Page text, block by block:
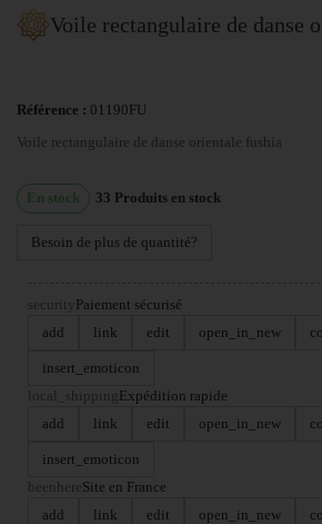
Voile rectangulaire de danse
Référence : 01190FU
Voile rectangulaire de danse orientale fushia
En stock 33 Produits en stock
Besoin de plus de quantité?
security Paiement sécurisé
add
link edit open_in_new
insert_emoticon
local_shipping Expédition rapide
add
link edit open_in_new
insert_emoticon
beenhereSite en France
add
link edit open_in_new